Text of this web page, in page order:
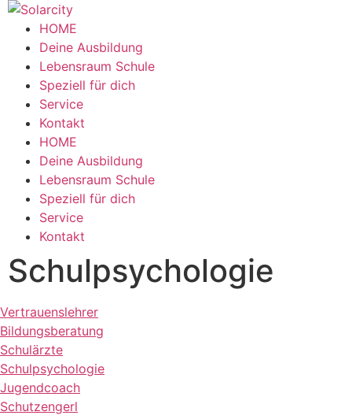
Zum
Inhalt
wechseln
HOME
Deine Ausbildung
Lebensraum Schule
Speziell für dich
Service
Kontakt
Menü HOME
Deine Ausbildung
Lebensraum Schule
Speziell für dich
Service
Kontakt
Schulpsychologie
Ver­trauens­leh­rer
Bil­dungs­bera­tung
Schul­ärzte
Schul­psycholo­gie
Jugend­coach
Schutz­engerl